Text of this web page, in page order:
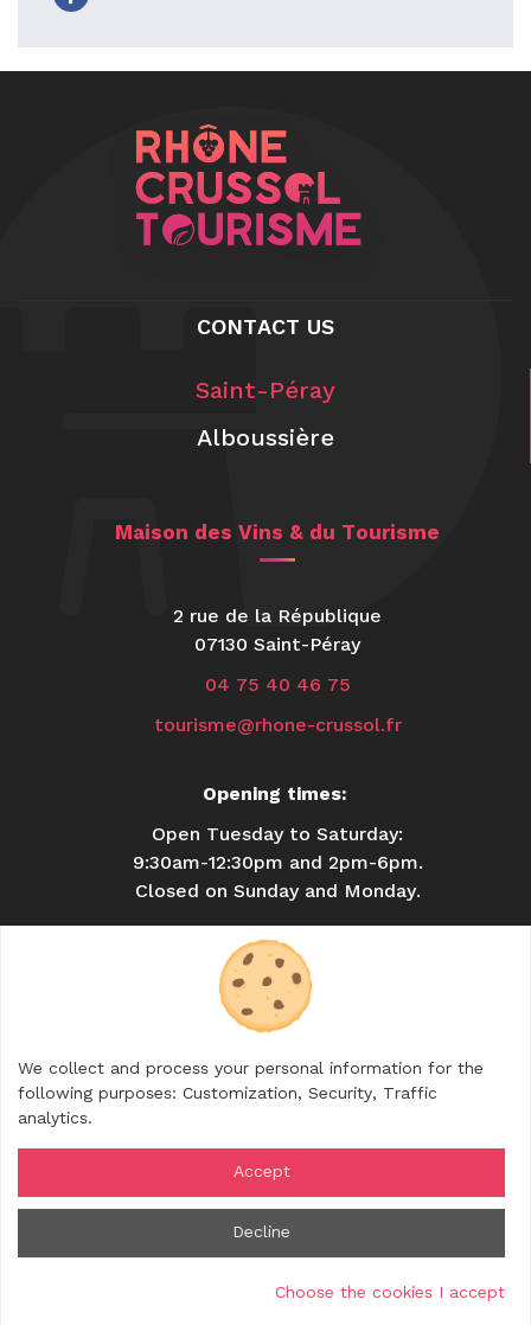
CONTACT US
Saint-Péray
Alboussière
Maison des Vins & du Tourisme
2 rue de la République
07130 Saint-Péray
04 75 40 46 75
tourisme@rhone-crussol.fr
Opening times:
Open Tuesday to Saturday:
9:30am-12:30pm and 2pm-6pm.
Closed on Sunday and Monday.
BROCHURES
CONTACT
SHOP
FOLLOW US
Cookies management Credits
We collect and process your personal information for the
following purposes: Customization, Security, Traffic
analytics.
Accept
Decline
Choose the cookies I accept